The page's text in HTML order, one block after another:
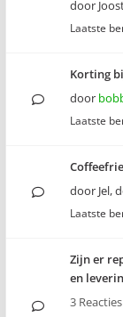
door
Laatste
Korting
door
Laatste
door Jel,
Laatste
Zijn er
en
3